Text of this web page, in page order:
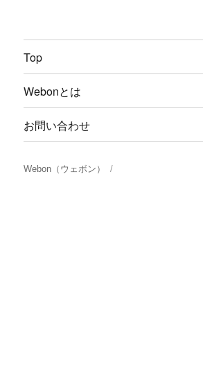
Top
Webonとは
お問い合わせ
Webon（ウェボン）